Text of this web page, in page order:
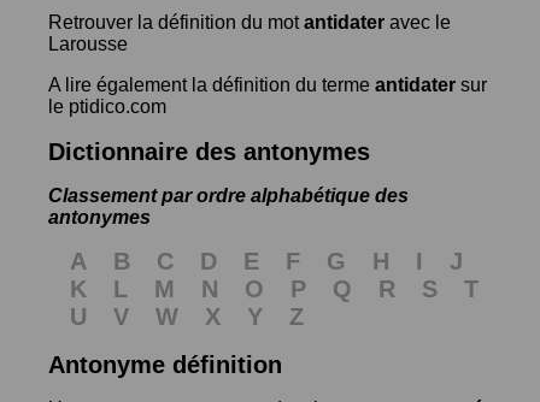
Retrouver la définition du motantidater avec le
Larousse
A lire également la définition du terme antidater sur
le ptidico.com
Dictionnaire des antonymes
Classement par ordre alphabétique des
antonymes
A B C D E F G H I
J
K
L M N O P Q R S
T
U
V W X Y
Z
Antonyme définition